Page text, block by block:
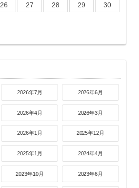
26 27 28 29
30
2026年7月 2026年6月
2026年4月 2026年3月
2026年1月 2025年12月
2025年1月 2024年4月
2023年10月 2023年6月